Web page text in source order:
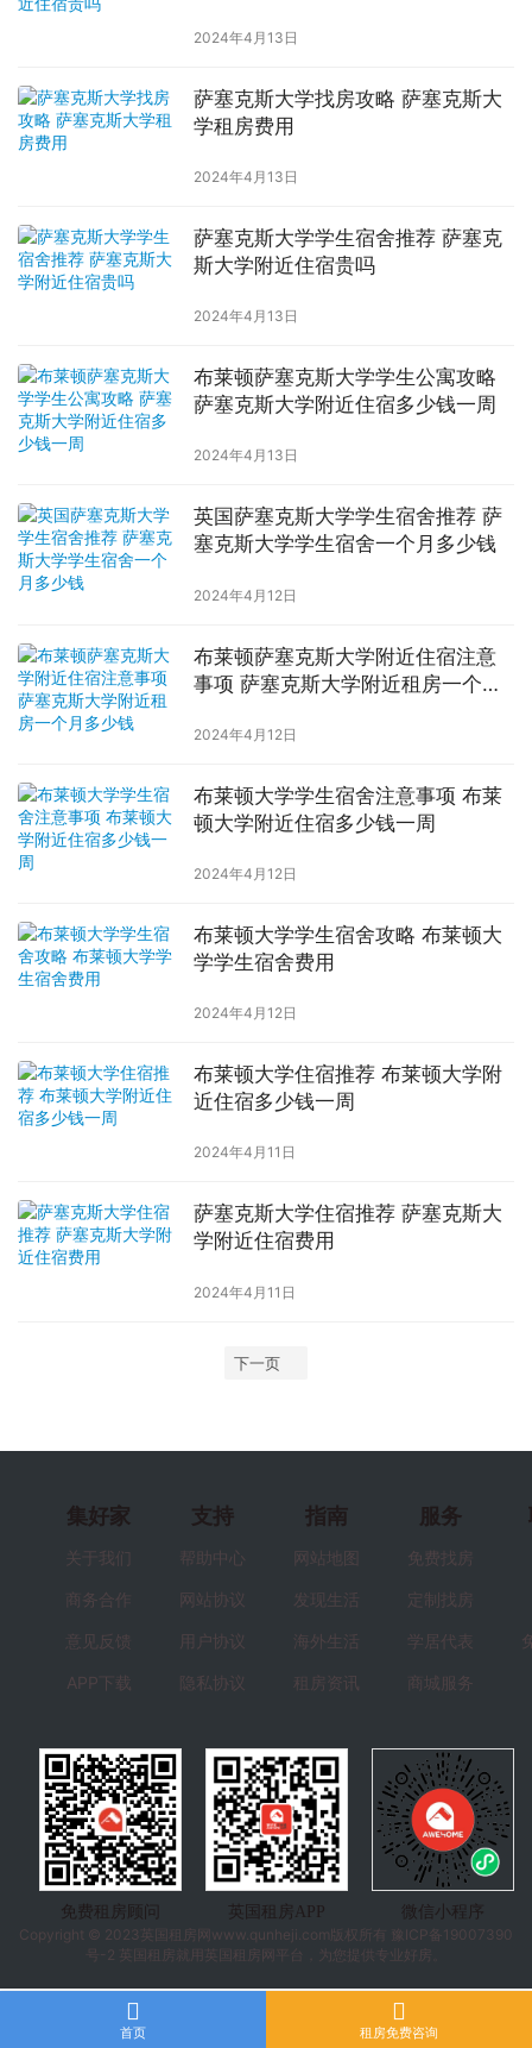
2024年4月13日
萨塞克斯大学找房攻略 萨塞克斯大
学租房费用
2024年4月13日
萨塞克斯大学学生宿舍推荐 萨塞克
斯大学附近住宿贵吗
2024年4月13日
布莱顿萨塞克斯大学学生公寓攻略
萨塞克斯大学附近住宿多少钱一周
2024年4月13日
英国萨塞克斯大学学生宿舍推荐 萨
塞克斯大学学生宿舍一个月多少钱
2024年4月12日
布莱顿萨塞克斯大学附近住宿注意
事项 萨塞克斯大学附近租房一个月
2024年4月12日
布莱顿大学学生宿舍注意事项 布莱
顿大学附近住宿多少钱一周
2024年4月12日
布莱顿大学学生宿舍攻略 布莱顿大
学学生宿舍费用
2024年4月12日
布莱顿大学住宿推荐 布莱顿大学附
近住宿多少钱一周
2024年4月11日
萨塞克斯大学住宿推荐 萨塞克斯大
学附近住宿费用
2024年4月11日
下一页
集好家
关于我们
商务合作
意见反馈
APP下载
支持
帮助中心
网站协议
用户协议
隐私协议
指南
网站地图
发现生活
海外生活
租房资讯
服务
免费找房
定制找房
学居代表
商城服务
免费租房顾问 英国租房APP
微信小程序
Copyright © 2023 英国租房 网www.qunheji.com版权所有
豫ICP备19007390
号-2 英国租房就用英国租房网平台，为您提供专业好房。
首页 租房免费咨询